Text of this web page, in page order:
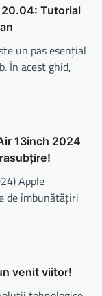
20.04: Tutorial
un pas esențial
În acest ghid,
13inch 2024
Apple
de îmbunătățiri
venit viitor!